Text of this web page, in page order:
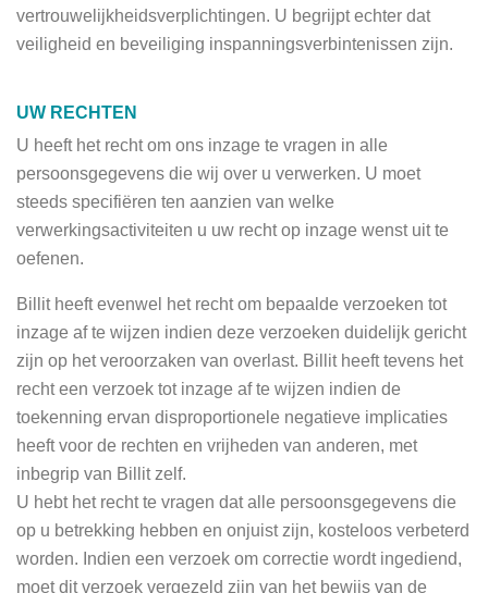
vertrouwelijkheidsverplichtingen. U begrijpt echter dat
veiligheid en beveiliging inspanningsverbintenissen zijn.
UW RECHTEN
U heeft het recht om ons inzage te vragen in alle
persoonsgegevens die wij over u verwerken. U moet
steeds specifiëren ten aanzien van welke
verwerkingsactiviteiten u uw recht op inzage wenst uit te
oefenen.
Billit heeft evenwel het recht om bepaalde verzoeken tot
inzage af te wijzen indien deze verzoeken duidelijk gericht
zijn op het veroorzaken van overlast. Billit heeft tevens het
recht een verzoek tot inzage af te wijzen indien de
toekenning ervan disproportionele negatieve implicaties
heeft voor de rechten en vrijheden van anderen, met
inbegrip van Billit zelf.
U hebt het recht te vragen dat alle persoonsgegevens die
op u betrekking hebben en onjuist zijn, kosteloos verbeterd
worden. Indien een verzoek om correctie wordt ingediend,
moet dit verzoek vergezeld zijn van het bewijs van de